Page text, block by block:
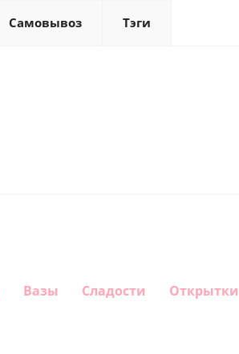
Самовывоз Тэги
Вазы Сладости Открытки